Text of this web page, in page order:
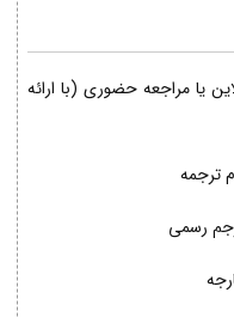
یا مراجعه حضوری (با ارائه
ترجمه
رسمی